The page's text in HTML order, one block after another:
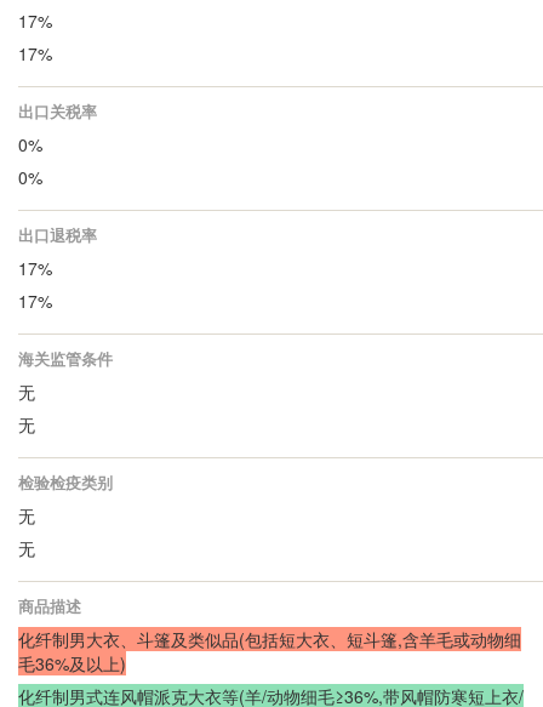
17%
17%
出口关税率
0%
0%
出口退税率
17%
17%
海关监管条件
无
无
检验检疫类别
无
无
商品描述
化纤制男大衣、斗篷及类似品(包括短大衣、短斗篷,含羊毛或动物细
毛36%及以上)
化纤制男式连风帽派克大衣等(羊/动物细毛≥36%,带风帽防寒短上衣/